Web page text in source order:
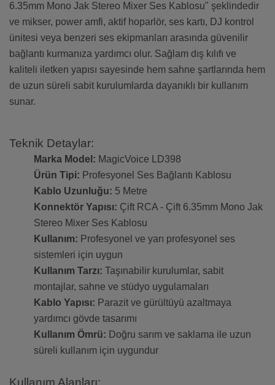
6.35mm Mono Jak Stereo Mixer Ses Kablosu" şeklindedir
ve mikser, power amfi, aktif hoparlör, ses kartı, DJ kontrol
ünitesi veya benzeri ses ekipmanları arasında güvenilir
bağlantı kurmanıza yardımcı olur. Sağlam dış kılıfı ve
kaliteli iletken yapısı sayesinde hem sahne şartlarında hem
de uzun süreli sabit kurulumlarda dayanıklı bir kullanım
sunar.
Teknik Detaylar:
Marka Model: MagicVoice LD398
Ürün Tipi: Profesyonel Ses Bağlantı Kablosu
Kablo Uzunluğu: 5 Metre
Konnektör Yapısı: Çift RCA - Çift 6.35mm Mono Jak
Stereo Mixer Ses Kablosu
Kullanım: Profesyonel ve yarı profesyonel ses
sistemleri için uygun
Kullanım Tarzı: Taşınabilir kurulumlar, sabit
montajlar, sahne ve stüdyo uygulamaları
Kablo Yapısı: Parazit ve gürültüyü azaltmaya
yardımcı gövde tasarımı
Kullanım Ömrü: Doğru sarım ve saklama ile uzun
süreli kullanım için uygundur
Kullanım Alanları: